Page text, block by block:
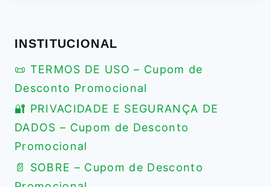
INSTITUCIONAL
📜 TERMOS DE USO – Cupom de
Desconto Promocional
🔐 PRIVACIDADE E SEGURANÇA DE
DADOS – Cupom de Desconto
Promocional
📄 SOBRE – Cupom de Desconto